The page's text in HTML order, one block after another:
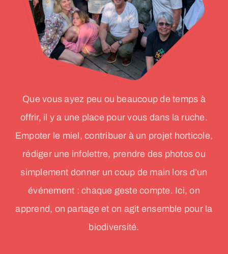
Que vous ayez peu ou beaucoup de temps à
offrir, il y a une place pour vous dans la ruche.
Empoter le miel, contribuer à un projet horticole,
rédiger une infolettre, prendre des photos ou
simplement donner un coup de main lors d’un
événement : chaque geste compte. Ici, on
apprend, on partage et on agit ensemble pour la
biodiversité.